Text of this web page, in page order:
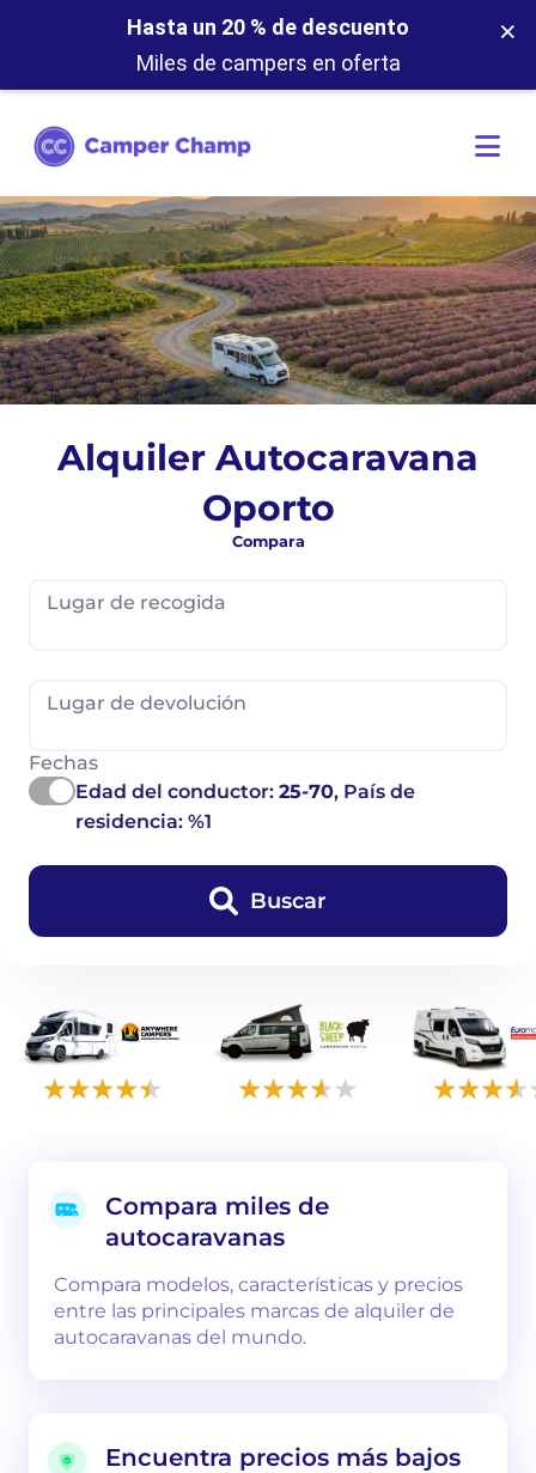
Hasta un 20 % de descuento
Miles de campers en oferta
×
Alquiler Autocaravana
Oporto
Compara
Lugar de recogida
Lugar de devolución
Fechas
Edad del conductor:25-70, País de
residencia: %1
Buscar
Compara miles de
autocaravanas
Compara modelos, características y precios
entre las principales marcas de alquiler de
autocaravanas del mundo.
Encuentra precios más bajos